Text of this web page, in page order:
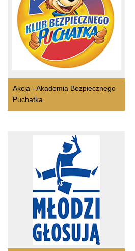
Akcja - Akademia Bezpiecznego
Puchatka